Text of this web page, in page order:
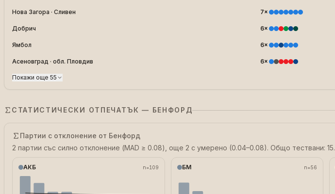
Нова Загора · Сливен 7×
Добрич 6×
Ямбол 6×
Асеновград · обл. Пловдив 6×
Покажи още 55
СТАТИСТИЧЕСКИ ОТПЕЧАТЪК — БЕНФОРД
Партии с отклонение от Бенфорд
2 партии със силно отклонение (MAD ≥ 0.08), още 2 с умерено (0.04–0.08). Общо тествани: 15.
АКБ n=109 БМ n=56